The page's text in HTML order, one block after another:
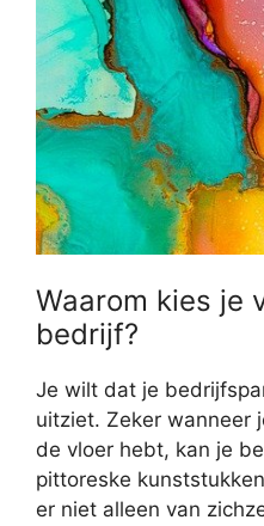
Waarom kies je
bedrijf?
Je wilt dat je
uitziet. Zeker wanneer
de vloer hebt, kan je
pittoreske
er niet alleen van